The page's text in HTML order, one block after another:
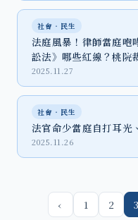
社會‧民生
法庭風暴！律師當庭咆
訟法》哪些紅線？桃院
2025.11.27
社會‧民生
法官命少當庭自打耳光
2025.11.26
‹ 1 2 3